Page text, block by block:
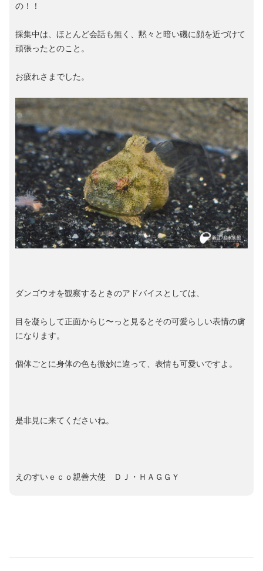
の！！
採集中は、ほとんど会話も無く、黙々と暗い磯に顔を近づけて
頑張ったとのこと。
お疲れさまでした。
ダンゴウオを観察するときのアドバイスとしては、
目を凝らして正面からじ〜っと見るとその可愛らしい表情の虜
になります。
個体ごとに身体の色も微妙に違って、表情も可愛いですよ。
是非見に来てくださいね。
えのすいｅｃｏ親善大使 ＤＪ・ＨＡＧＧＹ